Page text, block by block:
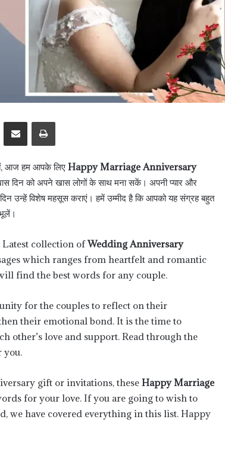
Share via Email Print
आज हम आपके लिए Happy Marriage Anniversary
दिन को अपने खास लोगों के साथ मना सकें। अपनी प्यार और
उन्हें विशेष महसूस कराएं। हमें उम्मीद है कि आपको यह संग्रह बहुत
Latest collection ofWedding Anniversary
which ranges from heartfelt and romantic
find the best words for any couple.
for the couples to reflect on their
their emotional bond. It is the time to
other’s love and support. Read through the
you.
gift or invitations, these Happy Marriage
for your love. If you are going to wish to
we have covered everything in this list. Happy